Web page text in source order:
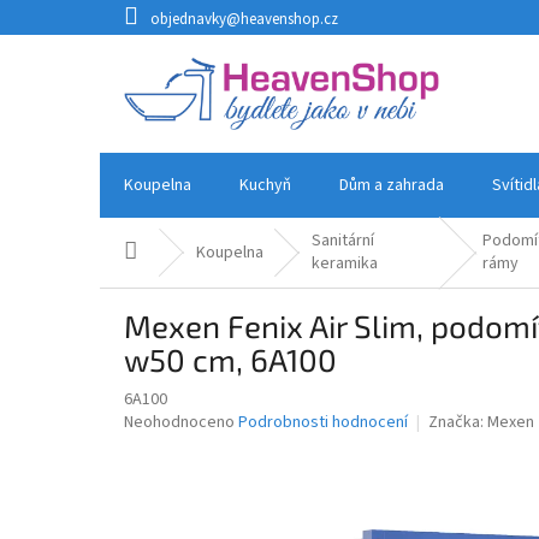
na
objednavky@heavenshop.cz
Koupelna Kuchyň Dům a zahrada
Domů Koupelna
Sanitární
keramika
rámy
Mexen Fenix ​​Air Slim,
w50 cm, 6A100
6A100
Průměrné
Neohodnoceno Podrobnosti hodnocení Značka: Mexen